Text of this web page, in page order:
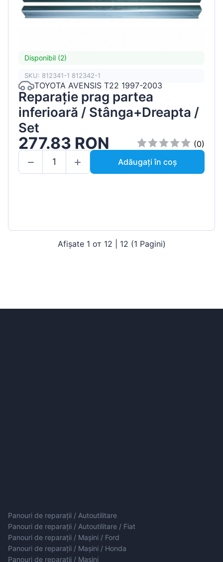
Disponibil (2)
SKU: 812341-1 812342-1
TOYOTA AVENSIS T22 1997-2003
Reparație prag partea
inferioară / Stânga+Dreapta /
Set
277.83 RON
(0)
Adăugați în coș
Afișate 1 от 12 | 12 (1 Pagini)
Panouri de reparații / Autoutilitare
Panouri de reparații / Autoutilitare / Fiat
Panouri de reparații / Mașini / Ford
Panouri de reparații / Mașini / Honda
Panouri de reparații / Mașini